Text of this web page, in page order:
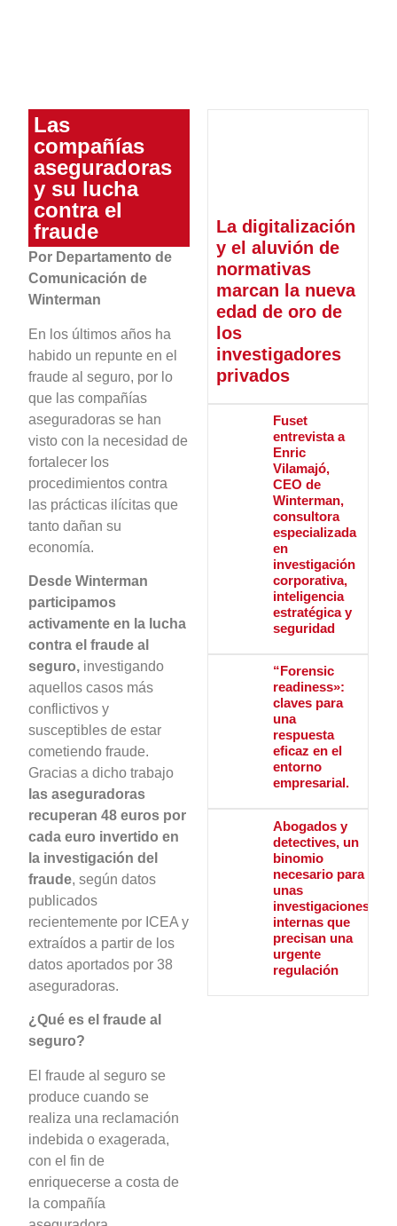
Las
compañías
aseguradoras
y su lucha
contra el
fraude
Por Departamento de
Comunicación de
Winterman
En los últimos años ha
habido un repunte en el
fraude al seguro, por lo
que las compañías
aseguradoras se han
visto con la necesidad de
fortalecer los
procedimientos contra
las prácticas ilícitas que
tanto dañan su
economía.
Desde Winterman
participamos
activamente en la lucha
contra el fraude al
seguro, investigando
aquellos casos más
conflictivos y
susceptibles de estar
cometiendo fraude.
Gracias a dicho trabajo
las aseguradoras
recuperan 48 euros por
cada euro invertido en
la investigación del
fraude, según datos
publicados
recientemente por ICEA y
extraídos a partir de los
datos aportados por 38
aseguradoras.
¿Qué es el fraude al
seguro?
El fraude al seguro se
produce cuando se
realiza una reclamación
indebida o exagerada,
con el fin de
enriquecerse a costa de
la compañía
La digitalización
y el aluvión de
normativas
marcan la nueva
edad de oro de
los
investigadores
privados
Fuset
entrevista a
Enric
Vilamajó,
CEO de
Winterman,
consultora
especializada
en
investigación
corporativa,
inteligencia
estratégica y
seguridad
“Forensic
readiness»:
claves para
una
respuesta
eficaz en el
entorno
empresarial.
Abogados y
detectives, un
binomio
necesario para
unas
investigaciones
internas que
precisan una
urgente
regulación